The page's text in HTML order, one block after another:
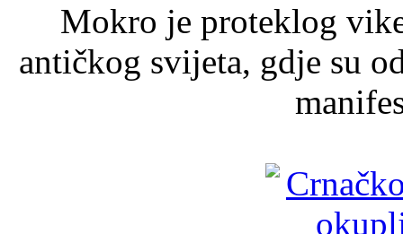
Mokro je proteklog
antičkog svijeta, gdje su